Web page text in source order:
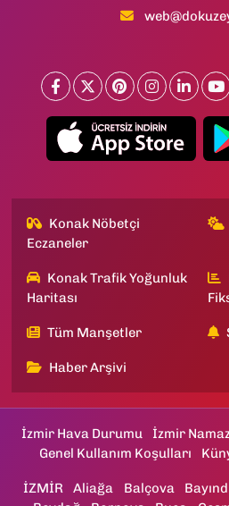
Konak Nöbetçi
Eczaneler
Konak Trafik Yoğunluk
Haritası
Tüm Manşetler
Haber Arşivi
İzmir Hava Durumu İzmir
Genel Kullanım Koşulları
İZMİR Aliağa Balçova